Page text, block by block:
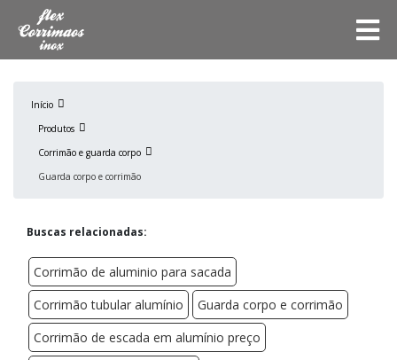
Início
Produtos
Corrimão e guarda corpo
Guarda corpo e corrimão
Buscas relacionadas:
Corrimão de aluminio para sacada
Corrimão tubular alumínio
Guarda corpo e corrimão
Corrimão de escada em alumínio preço